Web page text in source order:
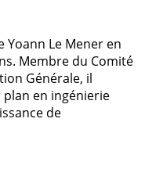
Yoann Le Mener en
Membre du Comité
Générale, il
en ingénierie
de